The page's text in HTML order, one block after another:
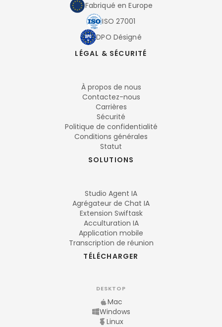
Fabriqué en Europe
ISO 27001
DPO Désigné
LÉGAL & SÉCURITÉ
À propos de nous
Contactez-nous
Carrières
Sécurité
Politique de confidentialité
Conditions générales
Statut
SOLUTIONS
Studio Agent IA
Agrégateur de Chat IA
Extension Swiftask
Acculturation IA
Application mobile
Transcription de réunion
TÉLÉCHARGER
DESKTOP
Mac
Windows
Linux